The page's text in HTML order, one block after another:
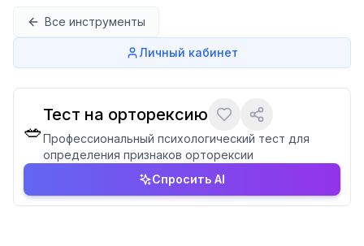
Все инструменты
Личный кабинет
🥗
Тест на орторексию
Профессиональный психологический тест для
определения признаков орторексии
Спросить AI